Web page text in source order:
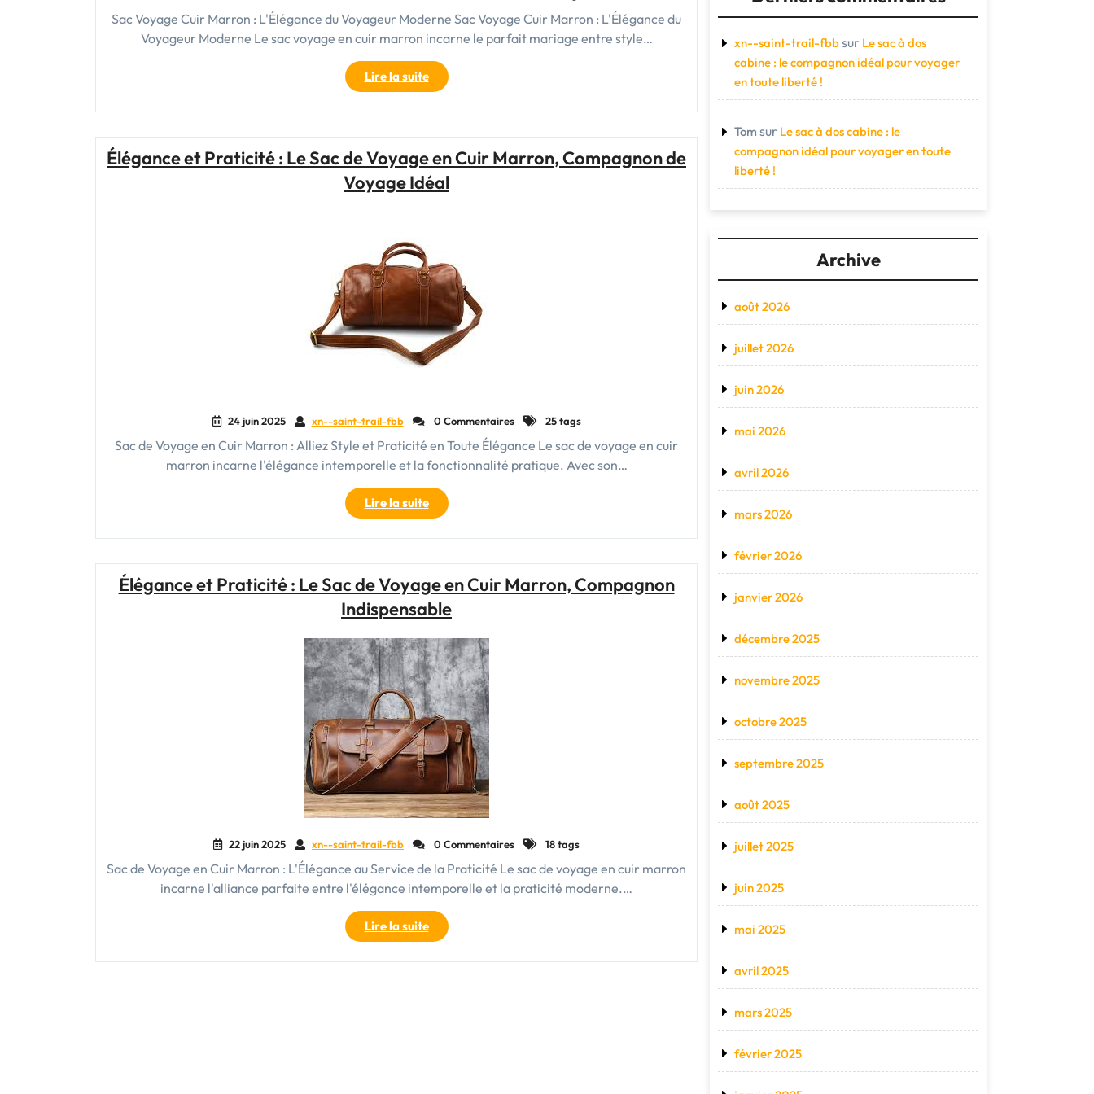
Sac Voyage Cuir Marron : L'Élégance du Voyageur Moderne Sac Voyage Cuir Marron : L'Élégance du
Voyageur Moderne Le sac voyage en cuir marron incarne le parfait mariage entre style…
Lire la suite"Élégance
et
Raffinement
Sac
Voyage
Élégance et Praticité : Le Sac de Voyage en Cuir Marron, Compagnon de
Voyage Idéal
24 juin 2025 xn--saint-trail-fbb 0 Commentaires 25 tags
Sac de Voyage en Cuir Marron : Alliez Style et Praticité en Toute Élégance Le sac de voyage en cuir
marron incarne l'élégance intemporelle et la fonctionnalité pratique. Avec son…
Lire la suite"Élégance
et
Praticité
Sac
de
en
Cuir
Marron,
Compagnon
de
Voyage
Idéal"
Élégance et Praticité : Le Sac de Voyage en Cuir Marron, Compagnon
Indispensable
22 juin 2025 xn--saint-trail-fbb 0 Commentaires 18 tags
Sac de Voyage en Cuir Marron : L'Élégance au Service de la Praticité Le sac de voyage en cuir marron
incarne l'alliance parfaite entre l'élégance intemporelle et la praticité moderne.…
Lire la suite"Élégance
et
Praticité
xn--saint-trail-fbbsur Le sac à dos
cabine : le compagnon idéal pour voyager
en toute liberté !
Tom sur Le sac à dos cabine : le
compagnon idéal pour voyager en toute
liberté !
Archive
août 2026
juillet 2026
juin 2026
mai 2026
avril 2026
mars 2026
février 2026
janvier 2026
décembre 2025
novembre 2025
octobre 2025
septembre 2025
août 2025
juillet 2025
juin 2025
mai 2025
avril 2025
mars 2025
février 2025